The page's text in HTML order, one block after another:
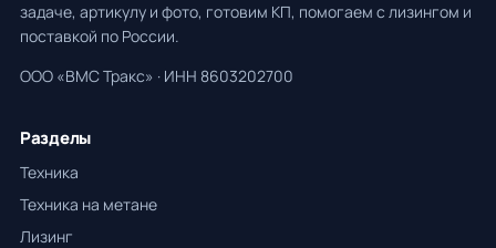
задаче, артикулу и фото, готовим КП, помогаем с лизингом и
поставкой по России.
ООО «ВМС Тракс» · ИНН 8603202700
Разделы
Техника
Техника на метане
Лизинг